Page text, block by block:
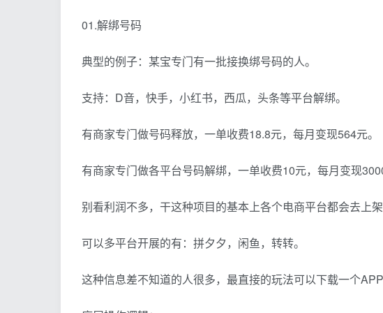
01.解绑号码
典型的例子：某宝专门有一批接换绑号码的人。
支持：D音，快手，小红书，西瓜，头条等平台解绑。
有商家专门做号码释放，一单收费18.8元，每月变现564元。
有商家专门做各平台号码解绑，一单收费10元，每月变现
别看利润不多，干这种项目的基本上各个电商平台都会去上架
可以多平台开展的有：拼夕夕，闲鱼，转转。
这种信息差不知道的人很多，最直接的玩法可以下载一个APP